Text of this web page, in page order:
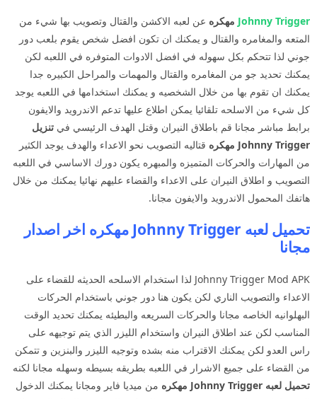
Johnny Trigger مهكره عن لعبه الاكشن والقتال وتصويب بها شيء من
المتعه والمغامره والقتال و يمكنك ان تكون افضل شخص يقوم بلعب دور
جوني لذا تتحكم بكل سهوله في افضل الادوات المتوفره في اللعبه لكن
يمكنك تحديد جو من المغامره والقتال والمهمات والمراحل الكبيره جدا
يمكنك ان تقوم بها من خلال الشخصيه و يمكنك استخدامها في اللعبه يوجد
كل شيء من الاسلحه تلقائيا يمكن اطلاع عليها تدعم الاندرويد والايفون
برابط مباشر مجانا قم باطلاق النيران وقتل الهدف الرئيسي في تنزيل
Johnny Trigger مهكره قتاليه التصويب نحو الاعداء والهدف يوجد الكثير
من المهارات والحركات المتميزه والمبهره يكون دورك الاساسي في اللعبه
التصويب و اطلاق النيران على الاعداء والقضاء عليهم نهائيا يمكنك من خلال
هاتفك المحمول الاندرويد والايفون مجانا.
تحميل لعبه Johnny Trigger مهكره اخر اصدار
مجانا
Johnny Trigger Mod APK لذا استخدام الاسلحه الحديثه للقضاء على
الاعداء والتصويب الناري لكن يكون هنا دور جوني باستخدام الحركات
البهلوانيه الخاصه مجانا والحركات السريعه والبطيئه يمكنك تحديد الوقت
المناسب لكن عند اطلاق النيران واستخدام الليزر الذي يتم توجيهه على
راس العدو لكن يمكنك الاقتراب منه بشده وتوجيه الليزر والبنزين و تتمكن
من القضاء على جميع الاشرار في اللعبه بطريقه بسيطه وسهله مجانا لكنه
تحميل لعبه Johnny Trigger
مهكره من ميديا فاير ومجانا يمكنك الدخول